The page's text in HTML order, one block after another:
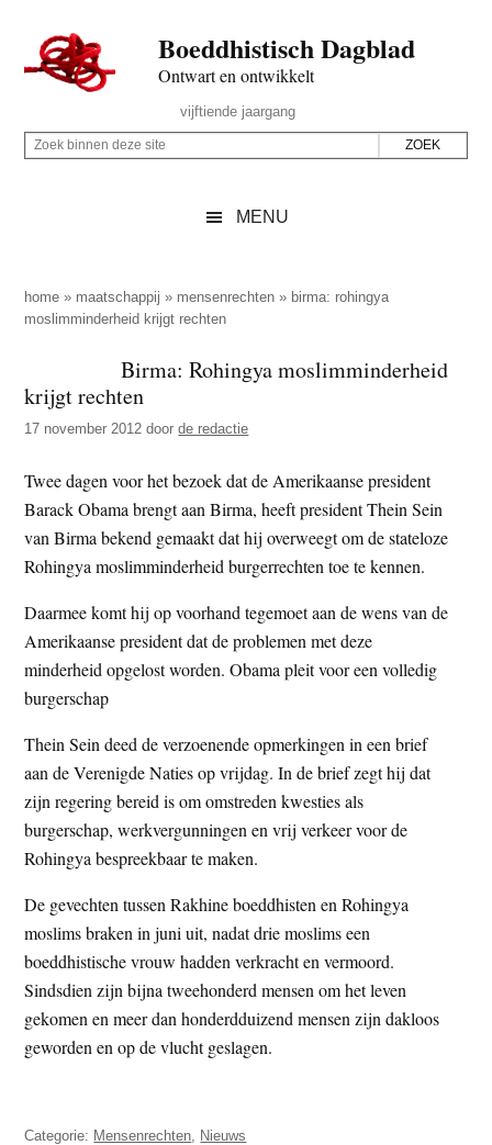
naar
de
inhoud
secondary
naar
de
sidebar
naar
de
Boeddhistisch Dagblad
Ontwart en ontwikkelt
Rechts
vijftiende jaargang
Z
p
d
z
e
i
t
e
Z
i
n
n
d
z
e
s
i
t
e
MENU
home » maatschappij » mensenrechten » birma: rohingya
moslimminderheid krijgt rechten
Birma: Rohingya moslimminderheid
krijgt rechten
17 november 2012 doorde redactie
Twee dagen voor het bezoek dat de Amerikaanse president
Barack Obama brengt aan Birma, heeft president Thein Sein
van Birma bekend gemaakt dat hij overweegt om de stateloze
Rohingya moslimminderheid burgerrechten toe te kennen.
Daarmee komt hij op voorhand tegemoet aan de wens van de
Amerikaanse president dat de problemen met deze
minderheid opgelost worden. Obama pleit voor een volledig
burgerschap
Thein Sein deed de verzoenende opmerkingen in een brief
aan de Verenigde Naties op vrijdag. In de brief zegt hij dat
zijn regering bereid is om omstreden kwesties als
burgerschap, werkvergunningen en vrij verkeer voor de
Rohingya bespreekbaar te maken.
De gevechten tussen Rakhine boeddhisten en Rohingya
moslims braken in juni uit, nadat drie moslims een
boeddhistische vrouw hadden verkracht en vermoord.
Sindsdien zijn bijna tweehonderd mensen om het leven
gekomen en meer dan honderdduizend mensen zijn dakloos
geworden en op de vlucht geslagen.
Categorie: Mensenrechten Nieuws